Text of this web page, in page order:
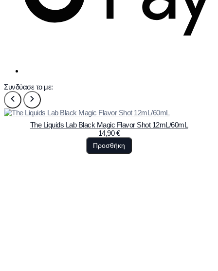
Συνδύασε το με:
The Liquids Lab Black Magic Flavor Shot 12mL/60mL
14,90€
Προσθήκη